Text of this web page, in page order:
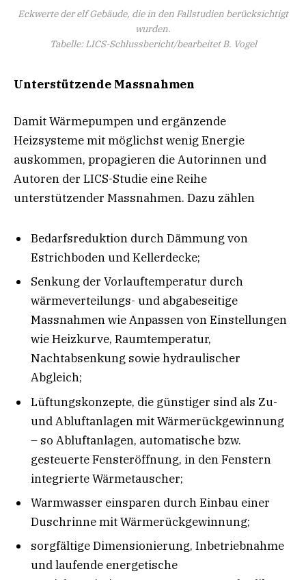
Eckwerte der elf Gebäude, die in den Fallstudien berücksichtigt
wurden.
Tabelle: LICS-Schlussbericht/bearbeitet B. Vogel
Unterstützende Massnahmen
Damit Wärmepumpen und ergänzende
Heizsysteme mit möglichst wenig Energie
auskommen, propagieren die Autorinnen und
Autoren der LICS-Studie eine Reihe
unterstützender Massnahmen. Dazu zählen
Bedarfsreduktion durch Dämmung von
Estrichboden und Kellerdecke;
Senkung der Vorlauftemperatur durch
wärmeverteilungs- und abgabeseitige
Massnahmen wie Anpassen von Einstellungen
wie Heizkurve, Raumtemperatur,
Nachtabsenkung sowie hydraulischer
Abgleich;
Lüftungskonzepte, die günstiger sind als Zu-
und Abluftanlagen mit Wärmerückgewinnung
– so Abluftanlagen, automatische bzw.
gesteuerte Fensteröffnung, in den Fenstern
integrierte Wärmetauscher;
Warmwasser einsparen durch Einbau einer
Duschrinne mit Wärmerückgewinnung;
sorgfältige Dimensionierung, Inbetriebnahme
und laufende energetische